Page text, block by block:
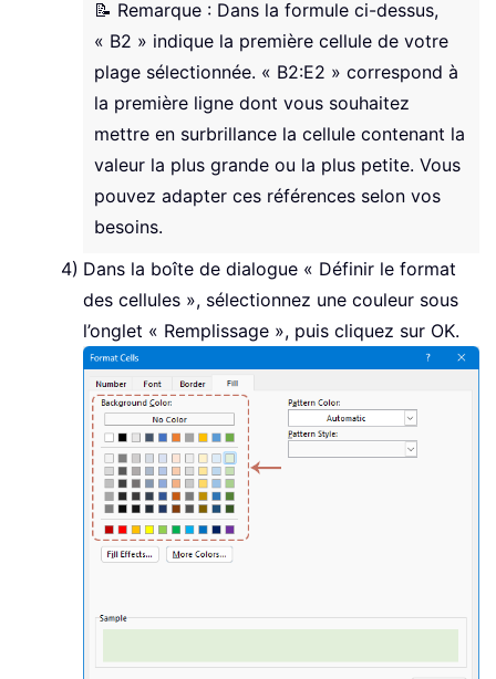
📝 Remarque : Dans la formule ci-dessus,
« B2 » indique la première cellule de votre
plage sélectionnée. « B2:E2 » correspond à
la première ligne dont vous souhaitez
mettre en surbrillance la cellule contenant la
valeur la plus grande ou la plus petite. Vous
pouvez adapter ces références selon vos
besoins.
Dans la boîte de dialogue « Définir le format
des cellules », sélectionnez une couleur sous
l’onglet « Remplissage », puis cliquez sur OK.